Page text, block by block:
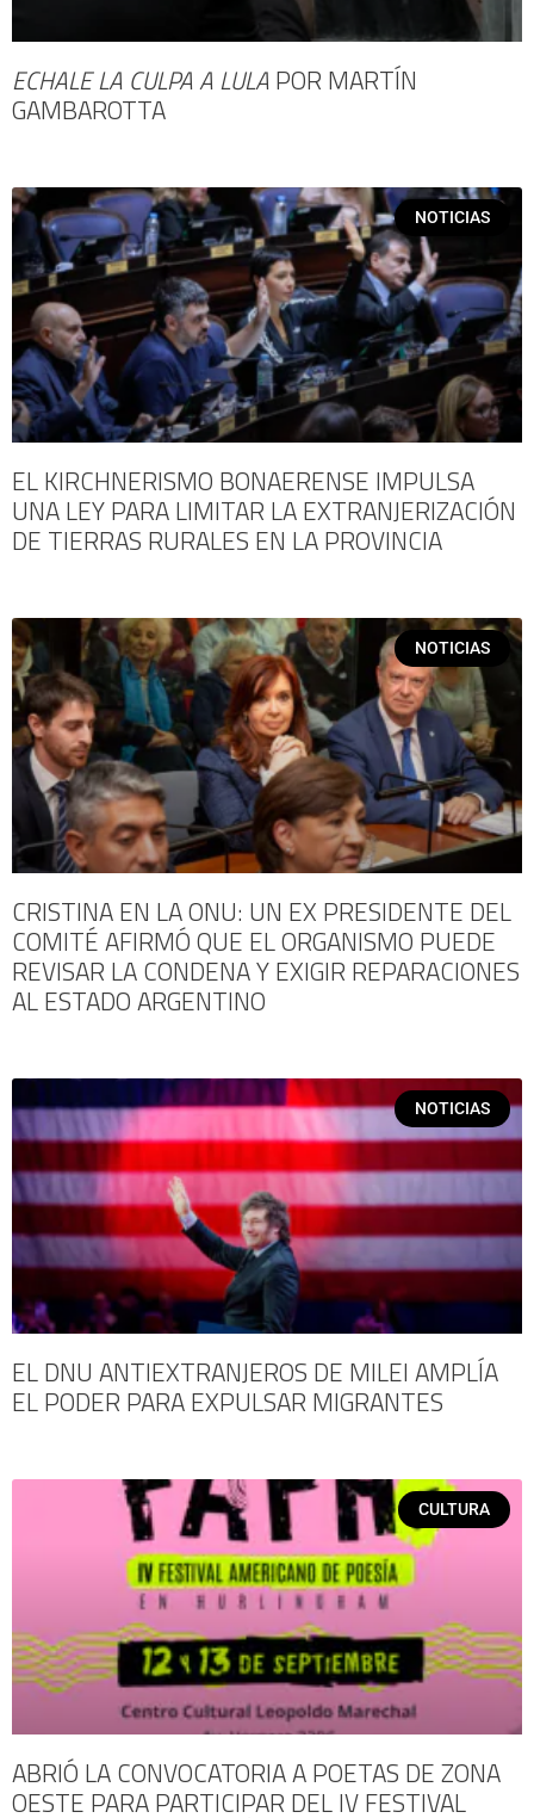
ECHALE LA CULPA A LULAPOR MARTÍN
GAMBAROTTA
NOTICIAS
EL KIRCHNERISMO BONAERENSE IMPULSA
UNA LEY PARA LIMITAR LA EXTRANJERIZACIÓN
DE TIERRAS RURALES EN LA PROVINCIA
NOTICIAS
CRISTINA EN LA ONU: UN EX PRESIDENTE DEL
COMITÉ AFIRMÓ QUE EL ORGANISMO PUEDE
REVISAR LA CONDENA Y EXIGIR REPARACIONES
AL ESTADO ARGENTINO
NOTICIAS
EL DNU ANTIEXTRANJEROS DE MILEI AMPLÍA
EL PODER PARA EXPULSAR MIGRANTES
CULTURA
ABRIÓ LA CONVOCATORIA A POETAS DE ZONA
OESTE PARA PARTICIPAR DEL IV FESTIVAL